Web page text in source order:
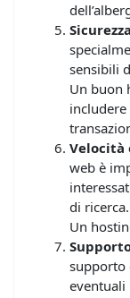
sensibili
Un buon
includere
Velocità
web è
di ricerca.
Un
supporto
eventuali